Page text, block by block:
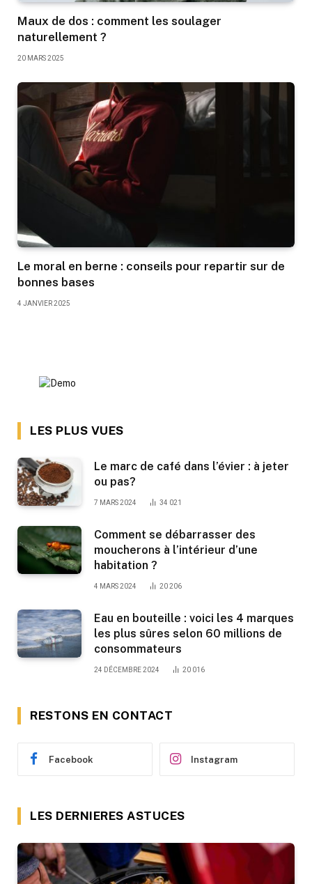
Maux de dos : comment les soulager
naturellement ?
20 MARS 2025
Le moral en berne : conseils pour repartir sur de
bonnes bases
4 JANVIER 2025
LES PLUS VUES
Le marc de café dans l’évier : à jeter
ou pas?
7 MARS 2024 34 021
Comment se débarrasser des
moucherons à l’intérieur d’une
habitation ?
4 MARS 2024 20 206
Eau en bouteille : voici les 4 marques
les plus sûres selon 60 millions de
consommateurs
24 DÉCEMBRE 2024 20 016
RESTONS EN CONTACT
Facebook Instagram
LES DERNIERES ASTUCES